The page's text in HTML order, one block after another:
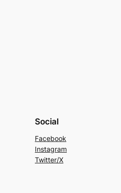
Social
Facebook
Instagram
Twitter/X